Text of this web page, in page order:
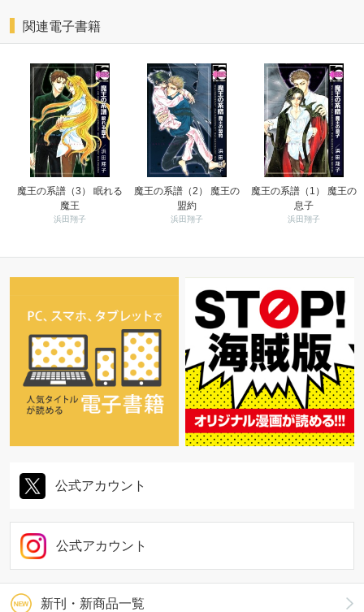
関連電子書籍
魔王の系譜（3） 眠れる
魔王
浜田翔子
魔王の系譜（2） 魔王の
盟約
浜田翔子
魔王の系譜（1） 魔王の
息子
浜田翔子
新刊・新商品一覧
公式アカウント
公式アカウント